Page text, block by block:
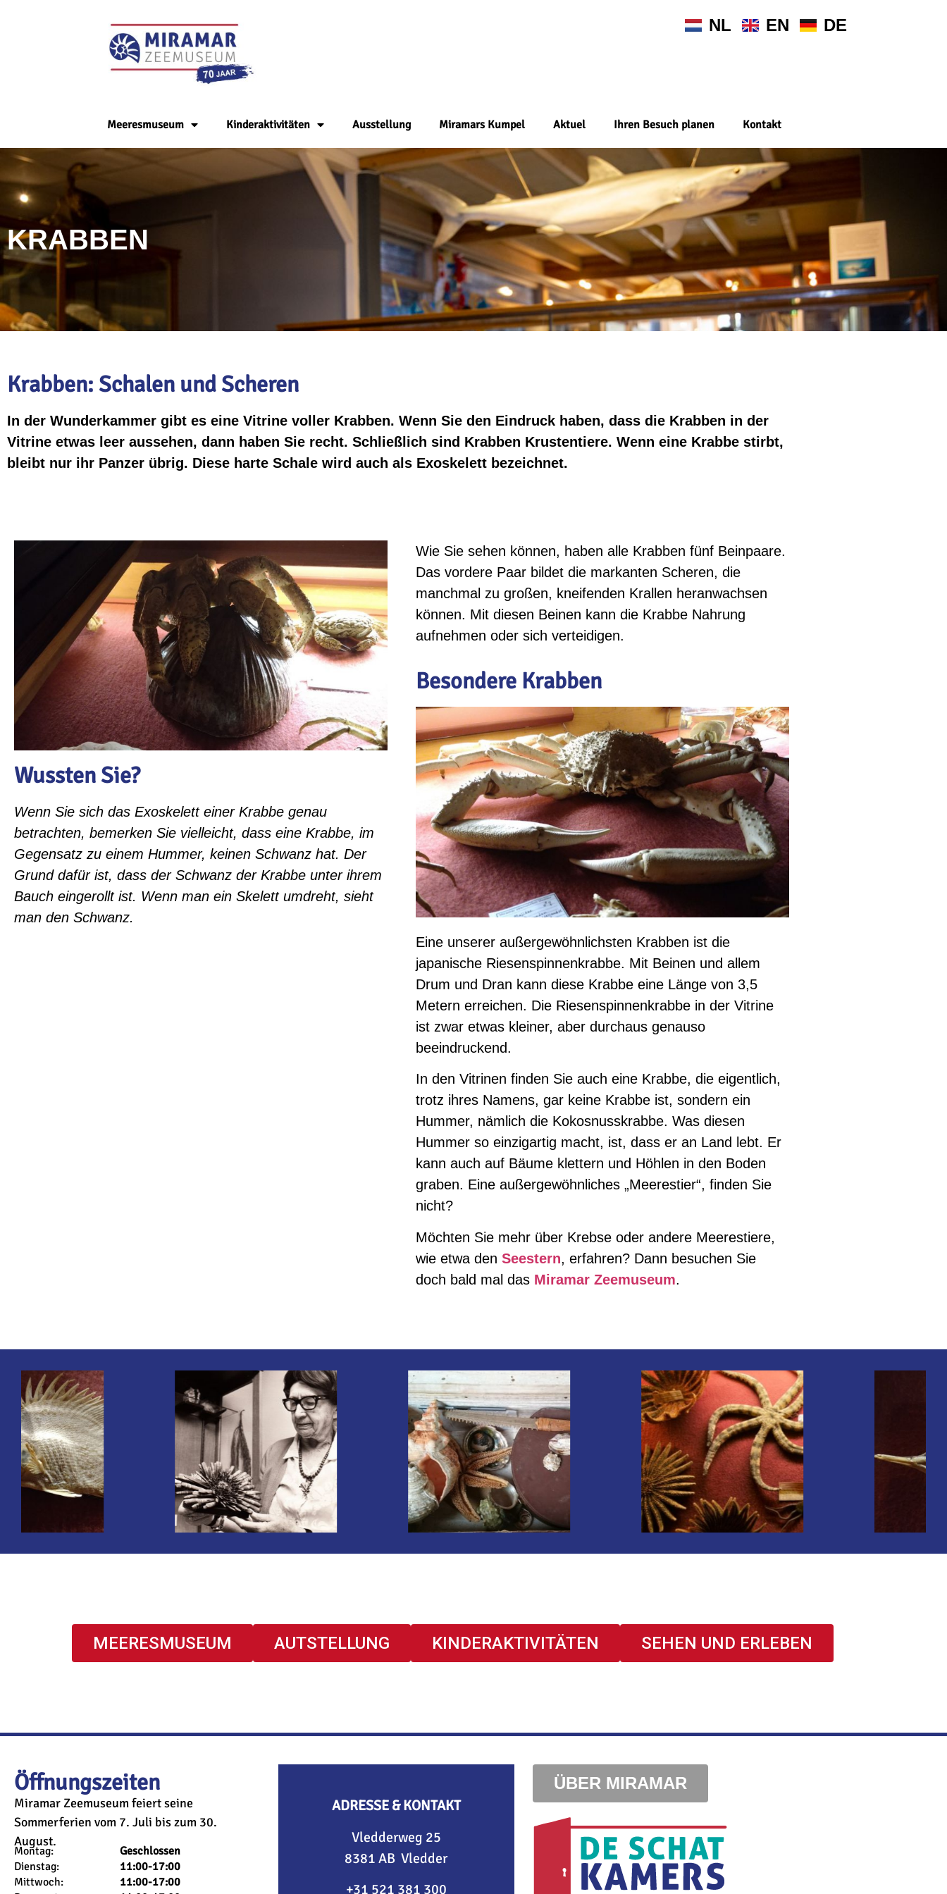
NL EN DE
Meeresmuseum Kinderaktivitäten Ausstellung Miramars Kumpel Aktuel Ihren Besuch planen Kontakt
KRABBEN
Krabben: Schalen und Scheren
In der Wunderkammer gibt es eine Vitrine voller Krabben. Wenn Sie den Eindruck haben, dass die Krabben in der
Vitrine etwas leer aussehen, dann haben Sie recht. Schließlich sind Krabben Krustentiere. Wenn eine Krabbe stirbt,
bleibt nur ihr Panzer übrig. Diese harte Schale wird auch als Exoskelett bezeichnet.
Wussten Sie?
Wenn Sie sich das Exoskelett einer Krabbe genau
betrachten, bemerken Sie vielleicht, dass eine Krabbe, im
Gegensatz zu einem Hummer, keinen Schwanz hat. Der
Grund dafür ist, dass der Schwanz der Krabbe unter ihrem
Bauch eingerollt ist. Wenn man ein Skelett umdreht, sieht
man den Schwanz.
Wie Sie sehen können, haben alle Krabben fünf Beinpaare.
Das vordere Paar bildet die markanten Scheren, die
manchmal zu großen, kneifenden Krallen heranwachsen
können. Mit diesen Beinen kann die Krabbe Nahrung
aufnehmen oder sich verteidigen.
Besondere Krabben
Eine unserer außergewöhnlichsten Krabben ist die
japanische Riesenspinnenkrabbe. Mit Beinen und allem
Drum und Dran kann diese Krabbe eine Länge von 3,5
Metern erreichen. Die Riesenspinnenkrabbe in der Vitrine
ist zwar etwas kleiner, aber durchaus genauso
beeindruckend.
In den Vitrinen finden Sie auch eine Krabbe, die eigentlich,
trotz ihres Namens, gar keine Krabbe ist, sondern ein
Hummer, nämlich die Kokosnusskrabbe. Was diesen
Hummer so einzigartig macht, ist, dass er an Land lebt. Er
kann auch auf Bäume klettern und Höhlen in den Boden
graben. Eine außergewöhnliches „Meerestier“, finden Sie
nicht?
Möchten Sie mehr über Krebse oder andere Meerestiere,
wie etwa den Seestern, erfahren? Dann besuchen Sie
doch bald mal das Miramar Zeemuseum.
MEERESMUSEUM AUTSTELLUNG KINDERAKTIVITÄTEN SEHEN UND ERLEBEN
Öffnungszeiten
Miramar Zeemuseumfeiert seine
Sommerferien vom 7. Juli bis zum 30.
August.
Montag:
Dienstag:
Mittwoch:
Geschlossen
11:00-17:00
11:00-17:00
ADRESSE & KONTAKT
Vledderweg 25
8381 AB Vledder
+31 521 381 300
ÜBER MIRAMAR